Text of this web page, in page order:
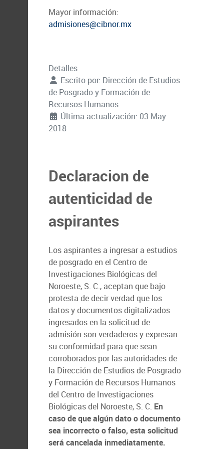
Mayor información:
admisiones@cibnor.mx
Detalles
Escrito por: Dirección de Estudios
de Posgrado y Formación de
Recursos Humanos
Última actualización: 03 May
2018
Declaracion de
autenticidad de
aspirantes
Los aspirantes a ingresar a estudios
de posgrado en el Centro de
Investigaciones Biológicas del
Noroeste, S. C., aceptan que bajo
protesta de decir verdad que los
datos y documentos digitalizados
ingresados en la solicitud de
admisión son verdaderos y expresan
su conformidad para que sean
corroborados por las autoridades de
la Dirección de Estudios de Posgrado
y Formación de Recursos Humanos
del Centro de Investigaciones
Biológicas del Noroeste, S. C. En
caso de que algún dato o documento
sea incorrecto o falso, esta solicitud
será cancelada inmediatamente.